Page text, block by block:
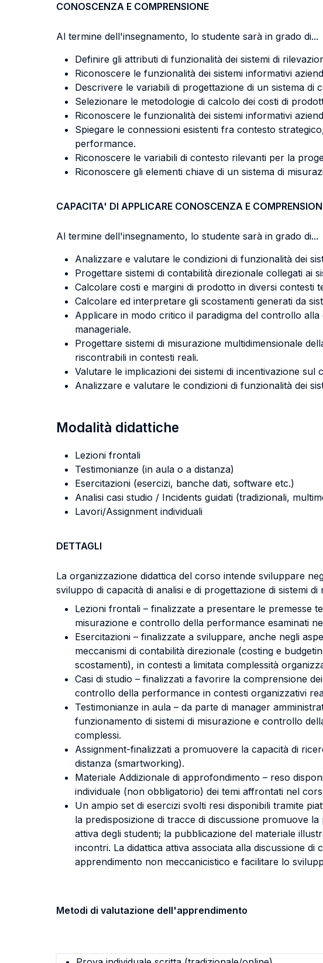
CONOSCENZA E COMPRENSIONE
Al termine dell'insegnamento, lo studente sarà in grado di...
Definire gli attributi di funzionalità dei sistemi di
Riconoscere le funzionalità dei sistemi informativi
Descrivere le variabili di progettazione di un sistema di
Selezionare le metodologie di calcolo dei costi di
Riconoscere le funzionalità dei sistemi informativi
Spiegare le connessioni esistenti fra contesto
performance.
Riconoscere le variabili di contesto rilevanti per la
Riconoscere gli elementi chiave di un sistema di
CAPACITA' DI APPLICARE CONOSCENZA E
Al termine dell'insegnamento, lo studente sarà in grado di...
Analizzare e valutare le condizioni di funzionalità dei
Progettare sistemi di contabilità direzionale collegati ai
Calcolare costi e margini di prodotto in diversi contesti
Calcolare ed interpretare gli scostamenti generati da
Applicare in modo critico il paradigma del controllo
manageriale.
Progettare sistemi di misurazione multidimensionale
riscontrabili in contesti reali.
Valutare le implicazioni dei sistemi di incentivazione sul
Analizzare e valutare le condizioni di funzionalità dei
Modalità didattiche
Lezioni frontali
Testimonianze (in aula o a distanza)
Esercitazioni (esercizi, banche dati, software etc.)
Analisi casi studio / Incidents guidati (tradizionali,
Lavori/Assignment individuali
DETTAGLI
La organizzazione didattica del corso intende sviluppare
sviluppo di capacità di analisi e di progettazione di sistemi
Lezioni frontali – finalizzate a presentare le premesse
misurazione e controllo della performance esaminati
Esercitazioni – finalizzate a sviluppare, anche negli
meccanismi di contabilità direzionale (costing e
scostamenti), in contesti a limitata complessità
Casi di studio – finalizzati a favorire la comprensione
controllo della performance in contesti organizzativi
Testimonianze in aula – da parte di manager
funzionamento di sistemi di misurazione e controllo
complessi.
Assignment-finalizzati a promuovere la capacità di
distanza (smartworking).
Materiale Addizionale di approfondimento – reso
individuale (non obbligatorio) dei temi affrontati nel
Un ampio set di esercizi svolti resi disponibili tramite
la predisposizione di tracce di discussione promuove
attiva degli studenti; la pubblicazione del materiale
incontri. La didattica attiva associata alla discussione
apprendimento non meccanicistico e facilitare lo
Metodi di valutazione dell'apprendimento